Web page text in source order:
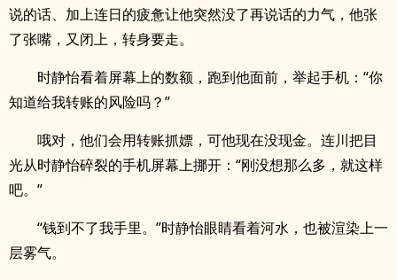
说的话、加上连日的疲惫让他突然没了再说话的力气，他张
了张嘴，又闭上，转身要走。
时静怡看着屏幕上的数额，跑到他面前，举起手机：“你
知道给我转账的风险吗？”
哦对，他们会用转账抓嫖，可他现在没现金。连川把目
光从时静怡碎裂的手机屏幕上挪开：“刚没想那么多，就这样
吧。”
“钱到不了我手里。”时静怡眼睛看着河水，也被渲染上一
层雾气。